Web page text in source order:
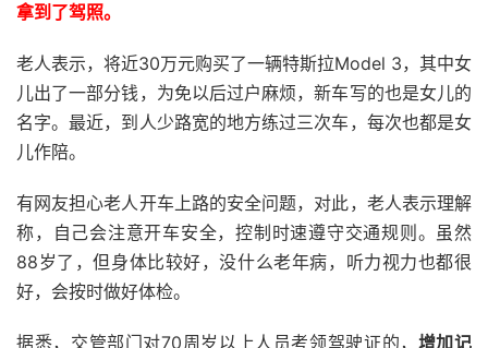
拿到了驾照。
老人表示，将近30万元购买了一辆特斯拉Model 3，其中女
儿出了一部分钱，为免以后过户麻烦，新车写的也是女儿的
名字。最近，到人少路宽的地方练过三次车，每次也都是女
儿作陪。
有网友担心老人开车上路的安全问题，对此，老人表示理解
称，自己会注意开车安全，控制时速遵守交通规则。虽然
88岁了，但身体比较好，没什么老年病，听力视力也都很
好，会按时做好体检。
据悉，交管部门对70周岁以上人员考领驾驶证的， 增加记